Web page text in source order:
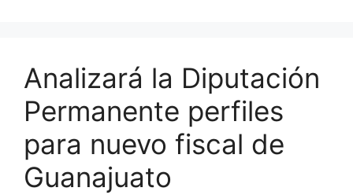
Analizará la Diputación
Permanente perfiles
para nuevo fiscal de
Guanajuato